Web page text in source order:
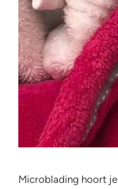
Microblading hoort